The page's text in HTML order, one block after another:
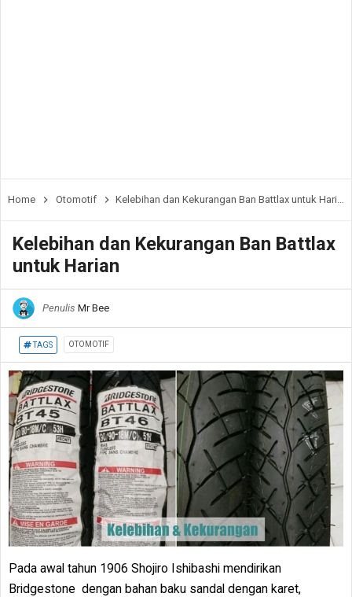
Home Otomotif Kelebihan dan Kekurangan Ban Battlax untuk Harian
Kelebihan dan Kekurangan Ban Battlax
untuk Harian
Penulis Mr Bee
TAGS OTOMOTIF
Pada awal tahun 1906 Shojiro Ishibashi mendirikan
Bridgestone dengan bahan baku sandal dengan karet,